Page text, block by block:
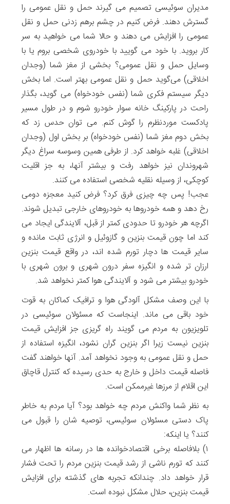
مدیران سوئیسی تصمیم می گیرند حمل و نقل عمومی را
گسترش دهند. فرض کنیم در چشم برهم زدنی حمل و نقل
عمومی را افزایش می دهند و حالا شما می خواهید به سر
کار بروید. با خود می گویید با خودروی شخصی بروم یا با
وسایل حمل و نقل عمومی؟ بخشی از مغز شما (وجدان
اخلاقی) می‌گوید حمل و نقل عمومی بهتر است. اما بخش
دیگر سیستم فکری شما (نفس خودخواه) می گوید، بگذار
راحت در پارکینگ خانه سوار خودرو شوم و در طول مسیر
پادکست موردنظرم را گوش کنم. می توان حدس زد که
بخش دوم مغز شما (نفس خودخواه) بر بخش اول (وجدان
اخلاقی) غلبه خواهد کرد. از طرفی همین وسوسه سراغ دیگر
شهروندان نیز خواهد رفت و بیشتر آنها، به جز اقلیت
کوچکی، از وسیله نقلیه شخصی استفاده می کنند.
عجب! پس چه چیزی فرق کرد؟ فرض کنید معجزه دومی
رخ دهد و همه خودروها به خودروهای خارجی تبدیل شوند.
اگرچه هر خودرو تا حدودی کمتر از قبل، آلایندگی ایجاد می
کند اما چون قیمت بنزین و گازوئیل و انرژی ثابت مانده و
سایر قیمت ها دچار تورم شده اند، در واقع قیمت بنزین
ارزان تر شده و انگیزه سفر درون شهری و برون شهری با
خودرو بیشتر می شود و آلایندگی هوا کمتر نخواهد شد.
با این وصف مشکل آلودگی هوا و ترافیک کماکان به قوت
خود باقی می ماند. اینجاست که مسئولان سوئیسی در
تلویزیون به مردم می گویند راه گریزی جز افزایش قیمت
بنزین نیست زیرا اگر بنزین گران نشود، انگیزه استفاده از
حمل و نقل عمومی به وجود نخواهد آمد. آنها خواهند گفت
فاصله قیمت داخل و خارج به حدی رسیده که کنترل قاچاق
این اقلام از مرزها غیرممکن است.
به نظر شما واکنش مردم چه خواهد بود؟ آیا مردم به خاطر
پاک دستی مسئولان سوئیسی، توصیه شان را قبول می
کنند؟ یا اینکه:
۱) بلافاصله برخی اقتصادخوانده ها در رسانه ها اظهار می
کنند که تورم ناشی از رشد قیمت بنزین مردم را تحت فشار
قرار خواهد داد. چندانکه تجربه های گذشته برای افزایش
قیمت بنزین، حلال مشکل نبوده است.